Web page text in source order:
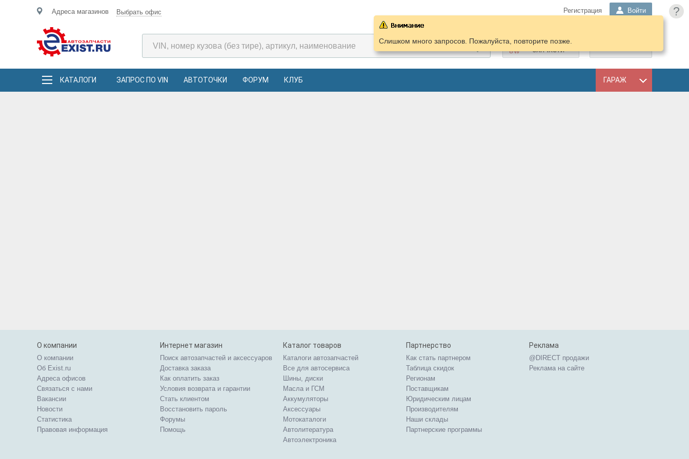
?
Адреса магазинов Выбрать офис Регистрация Войти
ПОДОБРАТЬ
ЗАПЧАСТИ
КАТАЛОГИ ЗАПРОС ПО VIN АВТОТОЧКИ ФОРУМ КЛУБ ГАРАЖ
Слишком много запросов. Пожалуйста, повторите позже.
О компании
О компании
Об Exist.ru
Адреса офисов
Связаться с нами
Вакансии
Новости
Статистика
Правовая информация
Интернет магазин
Поиск автозапчастей и аксессуаров
Доставка заказа
Как оплатить заказ
Условия возврата и гарантии
Стать клиентом
Восстановить пароль
Форумы
Помощь
Каталог товаров
Каталоги автозапчастей
Все для автосервиса
Шины, диски
Масла и ГСМ
Аккумуляторы
Аксессуары
Мотокаталоги
Автолитература
Автоэлектроника
Партнерство
Как стать партнером
Таблица скидок
Регионам
Поставщикам
Юридическим лицам
Производителям
Наши склады
Партнерские программы
Реклама
@DIRECT продажи
Реклама на сайте